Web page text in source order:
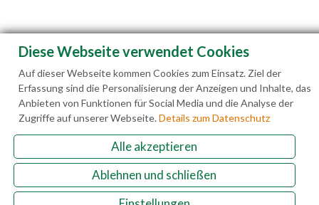
Familie Hedegger Lämmerhofweg 2 A-5522 St.
Martin a. Tgb.
Diese Webseite verwendet Cookies
Auf dieser Webseite kommen Cookies zum Einsatz. Ziel der
Erfassung sind die Personalisierung der Anzeigen und Inhalte, das
Anbieten von Funktionen für Social Media und die Analyse der
Zugriffe auf unserer Webseite.Details zum Datenschutz
Alle akzeptieren
Ablehnen und schließen